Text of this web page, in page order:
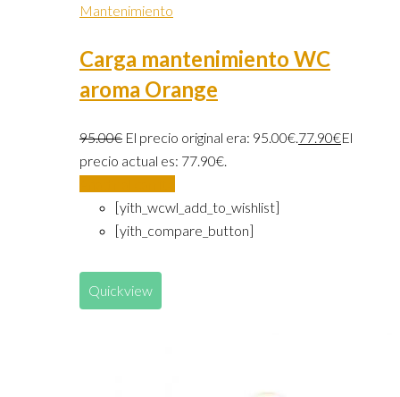
Mantenimiento
Carga mantenimiento WC
aroma Orange
95.00€ El precio original era: 95.00€.77.90€El
precio actual es: 77.90€.
[yith_wcwl_add_to_wishlist]
[yith_compare_button]
Quickview